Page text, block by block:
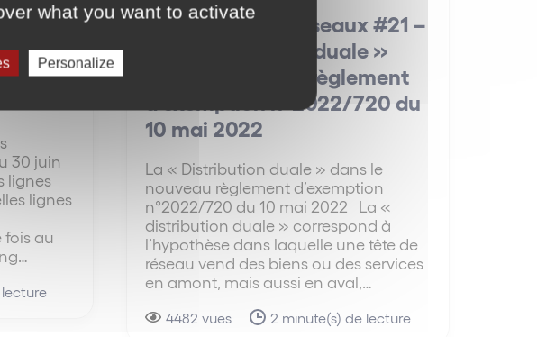
#22 –
30 juin
lignes
lignes
fois au
La Minute des Réseaux #21 –
La « Distribution duale »
dans le nouveau règlement
d’exemption n°2022/720 du
10 mai 2022
La « Distribution duale » dans le
nouveau règlement d’exemption
n°2022/720 du 10 mai 2022 La «
distribution duale » correspond à
l’hypothèse dans laquelle une tête de
réseau vend des biens ou des services
en amont, mais aussi en aval,…
4482 vues 2 minute(s) de lecture
what you want to activate
Personalize